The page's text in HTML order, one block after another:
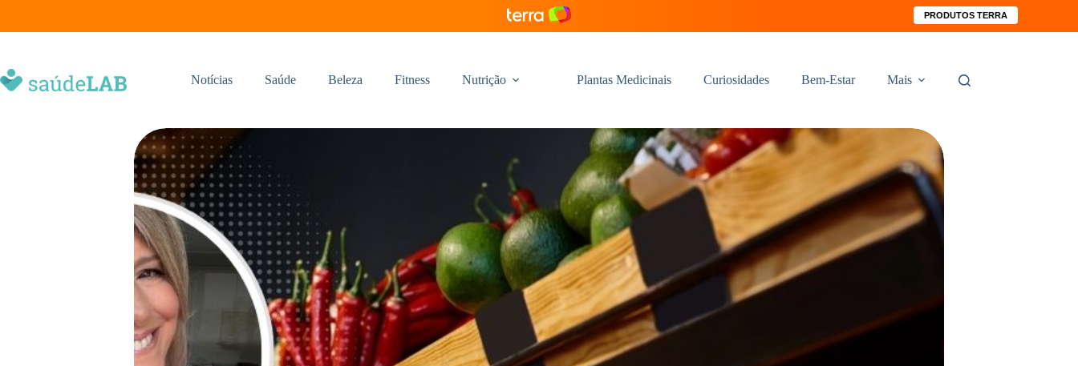
PRODUTOS TERRA
Notícias Saúde Beleza Fitness Nutrição Plantas Medicinais Curiosidades Bem-Estar Mais